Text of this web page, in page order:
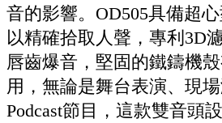
音的影響。OD505具備超
以精確拾取人聲，專利3D
唇齒爆音，堅固的鐵鑄機
用，無論是舞台表演、現
Podcast節目，這款雙音頭